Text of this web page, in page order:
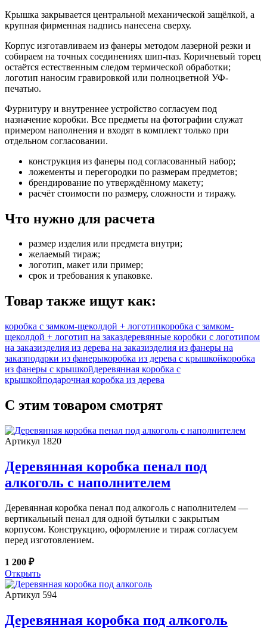
Крышка закрывается центральной механической защёлкой, а
крупная фирменная надпись нанесена сверху.
Корпус изготавливаем из фанеры методом лазерной резки и
собираем на точных соединениях шип-паз. Коричневый торец
остаётся естественным следом термической обработки;
логотип наносим гравировкой или полноцветной УФ-
печатью.
Фурнитуру и внутреннее устройство согласуем под
назначение коробки. Все предметы на фотографии служат
примером наполнения и входят в комплект только при
отдельном согласовании.
конструкция из фанеры под согласованный набор;
ложементы и перегородки по размерам предметов;
брендирование по утверждённому макету;
расчёт стоимости по размеру, сложности и тиражу.
Что нужно для расчета
размер изделия или предмета внутри;
желаемый тираж;
логотип, макет или пример;
срок и требования к упаковке.
Товар также ищут как:
коробка с замком-щеколдой + логотипкоробка с замком-
щеколдой + логотип на заказдеревянные коробки с логотипом
на заказизделия из дерева на заказизделия из фанеры на
заказподарки из фанерыкоробка из дерева с крышкойкоробка
из фанеры с крышкойдеревянная коробка с
крышкойподарочная коробка из дерева
С этим товаром смотрят
Артикул 1820
Деревянная коробка пенал под
алкоголь с наполнителем
Деревянная коробка пенал под алкоголь с наполнителем —
вертикальный пенал для одной бутылки с закрытым
корпусом. Конструкцию, оформление и тираж согласуем
перед изготовлением.
1 200 ₽
Открыть
Артикул 594
Деревянная коробка под алкоголь